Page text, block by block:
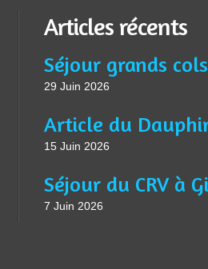
Articles récents
Séjour grands cols
29 Juin 2026
15 Juin 2026
7 Juin 2026